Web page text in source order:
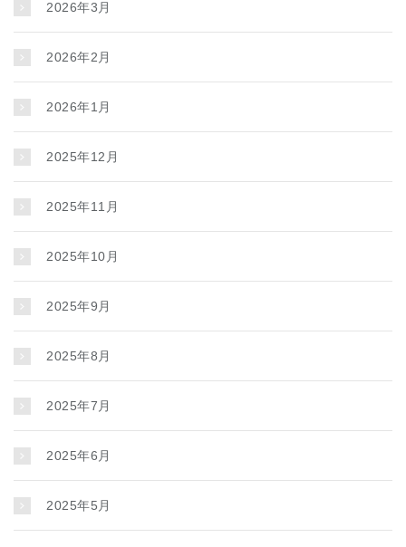
2026年3月
2026年2月
2026年1月
2025年12月
2025年11月
2025年10月
2025年9月
2025年8月
2025年7月
2025年6月
2025年5月